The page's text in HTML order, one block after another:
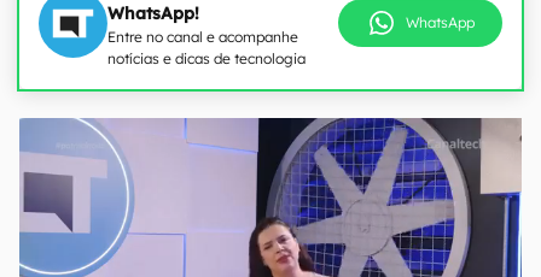
WhatsApp!
Entre no canal e acompanhe
notícias e dicas de tecnologia
WhatsApp